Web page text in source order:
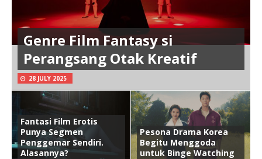
Genre Film Fantasy si
Perangsang Otak Kreatif
28 JULY 2025
Fantasi Film Erotis
Punya Segmen
Penggemar Sendiri.
Alasannya?
Pesona Drama Korea
Begitu Menggoda
untuk Binge Watching